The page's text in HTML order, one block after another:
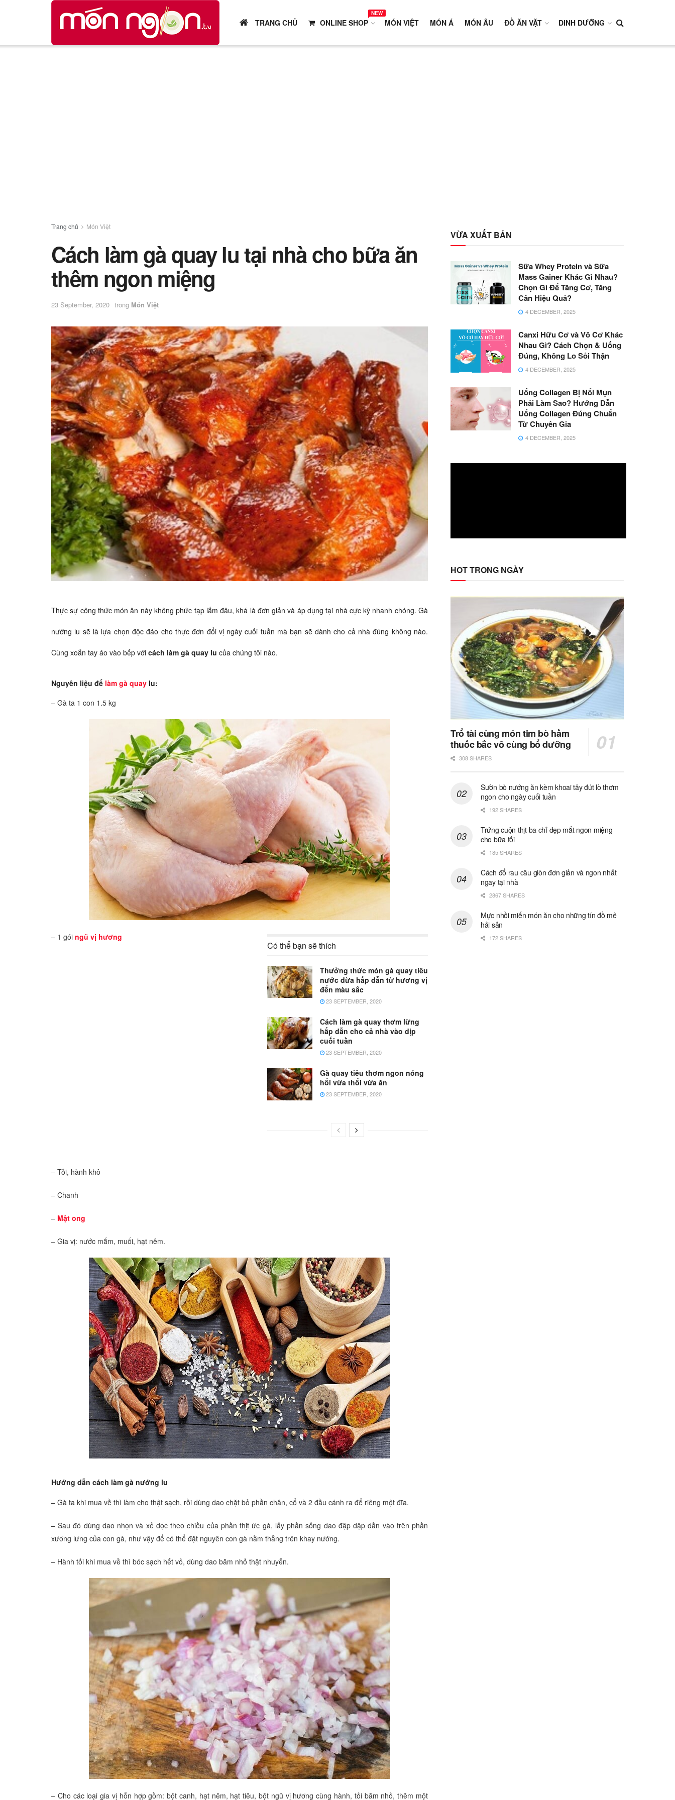
TRANG CHỦ ONLINE SHOP
NEW
MÓN VIỆT MÓN Á MÓN ÂU ĐỒ ĂN VẶT DINH DƯỠNG
Trang chủ Món Việt
Cách làm gà quay lu tại nhà cho bữa ăn
thêm ngon miệng
23 September, 2020 trong Món Việt
Thực sự công thức món ăn này không phức tạp lắm đâu, khá là đơn giản và áp dụng tại nhà cực kỳ nhanh chóng. Gà
nướng lu sẽ là lựa chọn độc đáo cho thực đơn đổi vị ngày cuối tuần mà bạn sẽ dành cho cả nhà đúng không nào.
Cùng xoắn tay áo vào bếp với cách làm gà quay lu của chúng tôi nào.
Nguyên liệu để làm gà quay lu:
– Gà ta 1 con 1.5 kg
Có thể bạn sẽ thích
Thưởng thức món gà quay tiêu
nước dừa hấp dẫn từ hương vị
đến màu sắc
23 SEPTEMBER, 2020
Cách làm gà quay thơm lừng
hấp dẫn cho cả nhà vào dịp
cuối tuần
23 SEPTEMBER, 2020
Gà quay tiêu thơm ngon nóng
hổi vừa thổi vừa ăn
23 SEPTEMBER, 2020
– 1 gói ngũ vị hương
– Tỏi, hành khô
– Chanh
– Mật ong
– Gia vị: nước mắm, muối, hạt nêm.
Hướng dẫn cách làm gà nướng lu
– Gà ta khi mua về thì làm cho thật sạch, rồi dùng dao chặt bỏ phần chân, cổ và 2 đầu cánh ra để riêng một đĩa.
– Sau đó dùng dao nhọn và xẻ dọc theo chiều của phần thịt ức gà, lấy phần sống dao đập dập dần vào trên phần
xương lưng của con gà, như vậy để có thể đặt nguyên con gà nằm thẳng trên khay nướng.
– Hành tỏi khi mua về thì bóc sạch hết vỏ, dùng dao băm nhỏ thật nhuyễn.
– Cho các loại gia vị hỗn hợp gồm: bột canh, hạt nêm, hạt tiêu, bột ngũ vị hương cùng hành, tỏi băm nhỏ, thêm một
VỪA XUẤT BẢN
Sữa Whey Protein và Sữa
Mass Gainer Khác Gì Nhau?
Chọn Gì Để Tăng Cơ, Tăng
Cân Hiệu Quả?
4 DECEMBER, 2025
Canxi Hữu Cơ và Vô Cơ Khác
Nhau Gì? Cách Chọn & Uống
Đúng, Không Lo Sỏi Thận
4 DECEMBER, 2025
Uống Collagen Bị Nổi Mụn
Phải Làm Sao? Hướng Dẫn
Uống Collagen Đúng Chuẩn
Từ Chuyên Gia
4 DECEMBER, 2025
HOT TRONG NGÀY
Trổ tài cùng món tim bò hầm
thuốc bắc vô cùng bổ dưỡng
308 SHARES
Sườn bò nướng ăn kèm khoai tây đút lò thơm
ngon cho ngày cuối tuần
192 SHARES
Trứng cuộn thịt ba chỉ đẹp mắt ngon miệng
cho bữa tối
185 SHARES
Cách đổ rau câu giòn đơn giản và ngon nhất
ngay tại nhà
2867 SHARES
Mực nhồi miến món ăn cho những tín đồ mê
hải sản
172 SHARES